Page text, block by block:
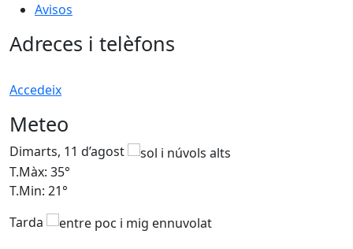
Avisos
Adreces i telèfons
Accedeix
Meteo
Dimarts, 11 d’agost
T.Màx: 35°
T.Min: 21°
Tarda